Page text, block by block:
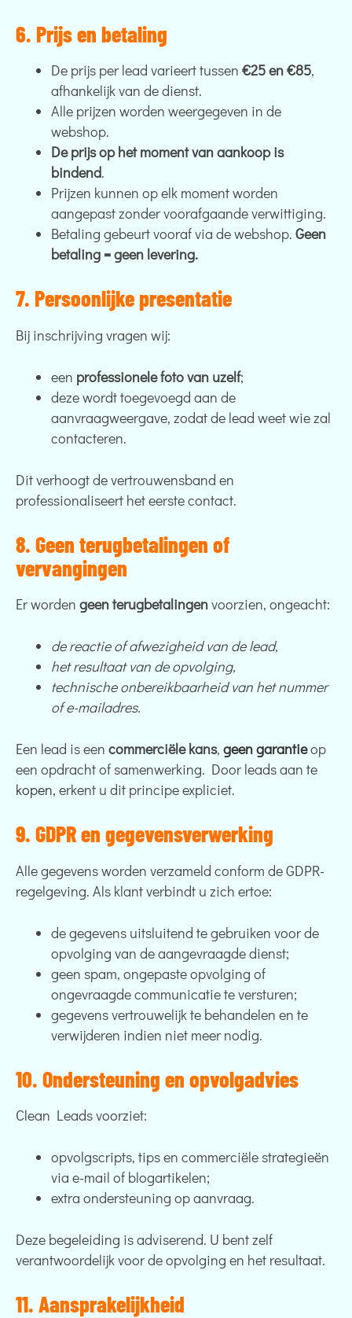
6. Prijs en betaling
De prijs per lead varieert tussen €25 en €85,
afhankelijk van de dienst.
Alle prijzen worden weergegeven in de
webshop.
De prijs op het moment van aankoop is
bindend.
Prijzen kunnen op elk moment worden
aangepast zonder voorafgaande verwittiging.
Betaling gebeurt vooraf via de webshop. Geen
betaling = geen levering.
7. Persoonlijke presentatie
Bij inschrijving vragen wij:
een professionele foto van uzelf;
deze wordt toegevoegd aan de
aanvraagweergave, zodat de lead weet wie zal
contacteren.
Dit verhoogt de vertrouwensband en
professionaliseert het eerste contact.
8. Geen terugbetalingen of
vervangingen
Er worden geen terugbetalingenvoorzien, ongeacht:
de reactie of afwezigheid van de lead,
het resultaat van de opvolging,
technische onbereikbaarheid van het nummer
of e-mailadres.
Een lead is een commerciële kans, geen garantieop
een opdracht of samenwerking. Door leads aan te
kopen, erkent u dit principe expliciet.
9. GDPR en gegevensverwerking
Alle gegevens worden verzameld conform de GDPR-
regelgeving. Als klant verbindt u zich ertoe:
de gegevens uitsluitend te gebruiken voor de
opvolging van de aangevraagde dienst;
geen spam, ongepaste opvolging of
ongevraagde communicatie te versturen;
gegevens vertrouwelijk te behandelen en te
verwijderen indien niet meer nodig.
10. Ondersteuning en opvolgadvies
Clean Leads voorziet:
opvolgscripts, tips en commerciële strategieën
via e-mail of blogartikelen;
extra ondersteuning op aanvraag.
Deze begeleiding is adviserend. U bent zelf
verantwoordelijk voor de opvolging en het resultaat.
11. Aansprakelijkheid